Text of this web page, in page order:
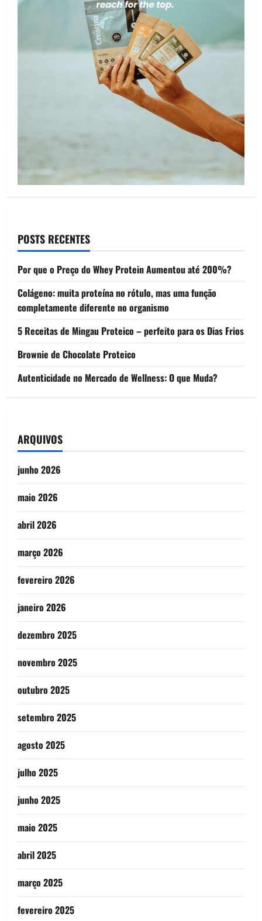
POSTS RECENTES
Por que o Preço do Whey Protein Aumentou até 200%?
Colágeno: muita proteína no rótulo, mas uma função
completamente diferente no organismo
5 Receitas de Mingau Proteico – perfeito para os Dias Frios
Brownie de Chocolate Proteico
Autenticidade no Mercado de Wellness: O que Muda?
ARQUIVOS
junho 2026
maio 2026
abril 2026
março 2026
fevereiro 2026
janeiro 2026
dezembro 2025
novembro 2025
outubro 2025
setembro 2025
agosto 2025
julho 2025
junho 2025
maio 2025
abril 2025
março 2025
fevereiro 2025